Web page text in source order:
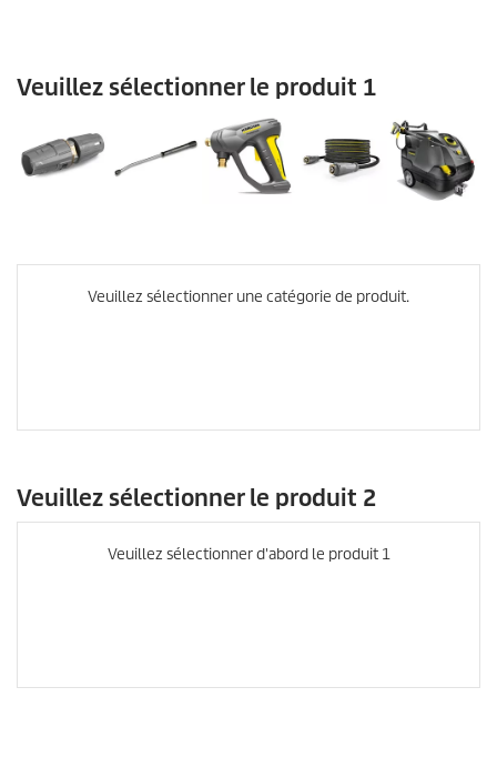
Veuillez sélectionner le produit 1
Veuillez sélectionner une catégorie de produit.
Veuillez sélectionner le produit 2
Veuillez sélectionner d'abord le produit 1